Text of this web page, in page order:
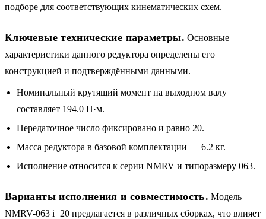
подборе для соответствующих кинематических схем.
Ключевые технические параметры. Основные
характеристики данного редуктора определены его
конструкцией и подтверждёнными данными.
Номинальный крутящий момент на выходном валу
составляет 194.0 Н·м.
Передаточное число фиксировано и равно 20.
Масса редуктора в базовой комплектации — 6.2 кг.
Исполнение относится к серии NMRV и типоразмеру 063.
Варианты исполнения и совместимость. Модель
NMRV-063 i=20 предлагается в различных сборках, что влияет